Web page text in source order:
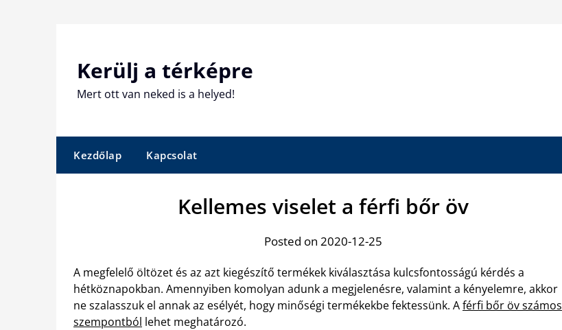
Kerülj a térképre
Mert ott van neked is a helyed!
Kezdőlap Kapcsolat
Kellemes viselet a férfi bőr öv
Posted on 2020-12-25
A megfelelő öltözet és az azt kiegészítő termékek kiválasztása kulcsfontosságú kérdés a
hétköznapokban. Amennyiben komolyan adunk a megjelenésre, valamint a kényelemre, akkor
ne szalasszuk el annak az esélyét, hogy minőségi termékekbe fektessünk. Aférfi bőr öv számos
szempontból lehet meghatározó.